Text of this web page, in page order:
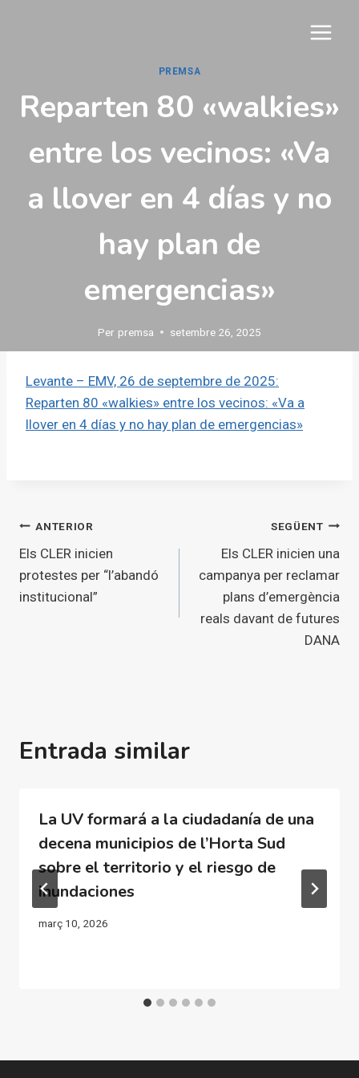
PREMSA
Reparten 80 «walkies»
entre los vecinos: «Va
a llover en 4 días y no
hay plan de
emergencias»
Per premsa setembre 26, 2025
Levante – EMV, 26 de septembre de 2025:
Reparten 80 «walkies» entre los vecinos: «Va a
llover en 4 días y no hay plan de emergencias»
Navegació
d'entrades
ANTERIOR
Els CLER inicien
protestes per “l’abandó
institucional”
SEGÜENT
Els CLER inicien una
campanya per reclamar
plans d’emergència
reals davant de futures
DANA
Entrada similar
La UV formará a la ciudadanía de una
decena municipios de l’Horta Sud
sobre el territorio y el riesgo de
inundaciones
març 10, 2026